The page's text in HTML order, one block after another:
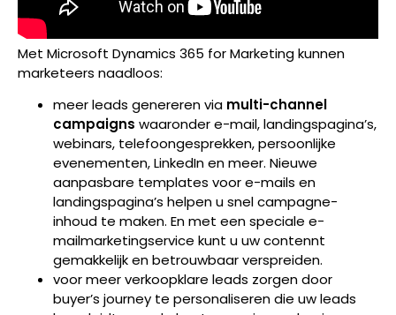
Met Microsoft Dynamics 365 for Marketing kunnen
marketeers naadloos:
meer leads genereren via multi-channel
campaigns waaronder e-mail, landingspagina’s,
webinars, telefoongesprekken, persoonlijke
evenementen, LinkedIn en meer. Nieuwe
aanpasbare templates voor e-mails en
landingspagina’s helpen u snel campagne-
inhoud te maken. En met een speciale e-
mailmarketingservice kunt u uw contennt
gemakkelijk en betrouwbaar verspreiden.
voor meer verkoopklare leads zorgen door
buyer’s journey te personaliseren die uw leads